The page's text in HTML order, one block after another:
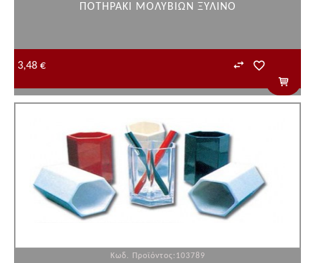
ΠΟΤΗΡΑΚΙ ΜΟΛΥΒΙΩΝ ΞΥΛΙΝΟ
3,48 €
Κωδ. Προϊόντος:103789